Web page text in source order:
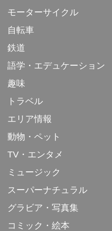
モーターサイクル
自転車
鉄道
語学・エデュケーション
趣味
トラベル
エリア情報
動物・ペット
TV・エンタメ
ミュージック
スーパーナチュラル
グラビア・写真集
コミック・絵本